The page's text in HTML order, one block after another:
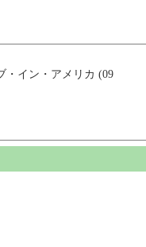
イン・アメリカ (09